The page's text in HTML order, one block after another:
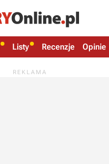
Listy Recenzje Opinie